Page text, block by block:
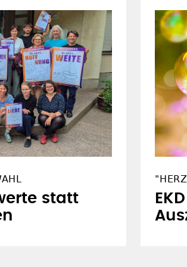
statt